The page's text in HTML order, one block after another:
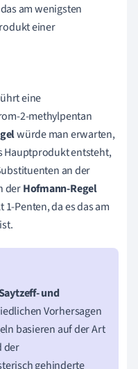
am wenigsten
einer
eine
2-methylpentan
würde man erwarten,
Hauptprodukt entsteht,
an der
derHofmann-Regel
Penten, da es das am
und
Vorhersagen
basieren auf der Art
der
gehinderte